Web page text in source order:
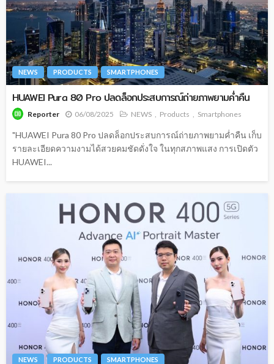
NEWS PRODUCTS SMARTPHONES
HUAWEI Pura 80 Pro ปลดล็อกประสบการณ์ถ่ายภาพยามค่ำคืน
Reporter 06/08/2025 NEWS Products Smartphones
"HUAWEI Pura 80 Pro ปลดล็อกประสบการณ์ถ่ายภาพยามค่ำคืน เก็บ
รายละเอียดความงามได้สวยคมชัดดั่งใจ ในทุกสภาพแสง การเปิดตัว
HUAWEI...
NEWS PRODUCTS SMARTPHONES